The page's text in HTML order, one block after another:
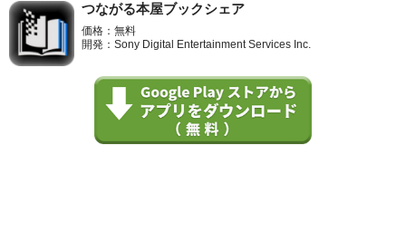
つながる本屋ブックシェア
価格：無料
開発：Sony Digital Entertainment Services Inc.